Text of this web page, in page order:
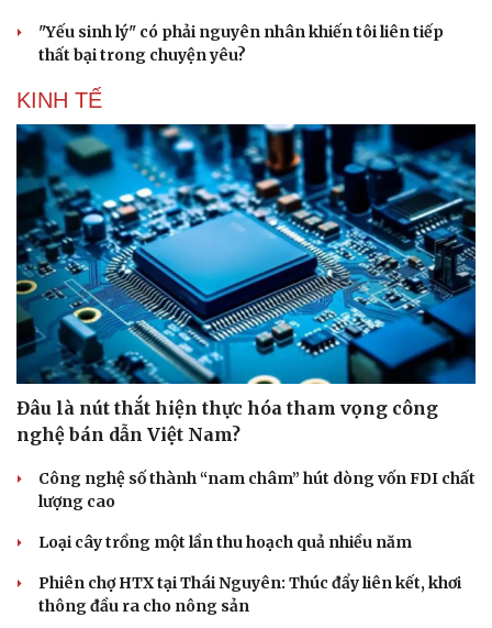
"Yếu sinh lý" có phải nguyên nhân khiến tôi liên tiếp
thất bại trong chuyện yêu?
KINH TẾ
Đâu là nút thắt hiện thực hóa tham vọng công
nghệ bán dẫn Việt Nam?
Công nghệ số thành “nam châm” hút dòng vốn FDI chất
lượng cao
Loại cây trồng một lần thu hoạch quả nhiều năm
Phiên chợ HTX tại Thái Nguyên: Thúc đẩy liên kết, khơi
thông đầu ra cho nông sản